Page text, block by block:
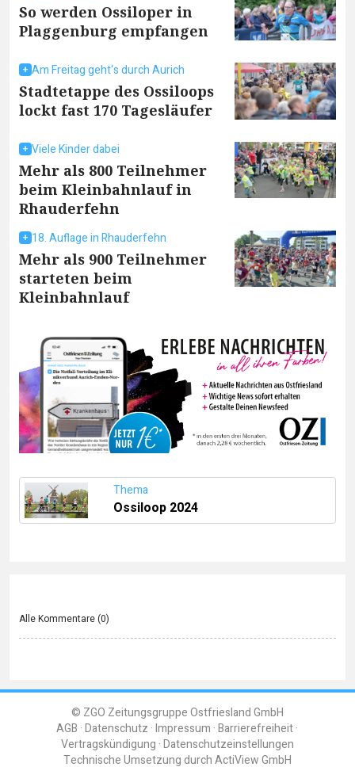
So werden Ossiloper in
Plaggenburg empfangen
Am Freitag geht‘s durch Aurich
Stadtetappe des Ossiloops
lockt fast 170 Tagesläufer
Viele Kinder dabei
Mehr als 800 Teilnehmer
beim Kleinbahnlauf in
Rhauderfehn
18. Auflage in Rhauderfehn
Mehr als 900 Teilnehmer
starteten beim
Kleinbahnlauf
Thema
Ossiloop 2024
Alle Kommentare (0)
© ZGO Zeitungsgruppe Ostfriesland GmbH
AGB Datenschutz Impressum Barrierefreiheit
Vertragskündigung Datenschutzeinstellungen
Technische Umsetzung durchActiView GmbH